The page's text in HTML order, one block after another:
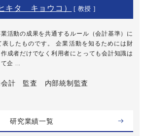
キタ キョウコ） [ 教授 ]
活動の成果を共通するルール（会計基準）に
したものです。 企業活動を知るためには財
成者だけでなく利用者にとっても会計知識は
企 ...
会計 監査 内部統制監査
研究業績一覧